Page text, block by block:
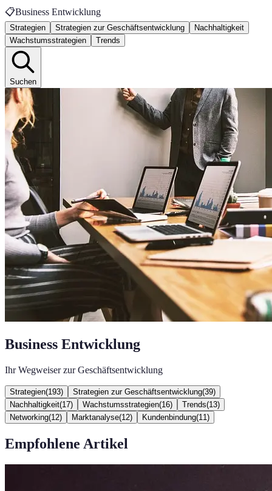
📋Business Entwicklung
Strategien Strategien zur Geschäftsentwicklung
Nachhaltigkeit
Wachstumsstrategien
Trends
Suchen
Business Entwicklung
Ihr Wegweiser zur Geschäftsentwicklung
Strategien(193) Strategien zur Geschäftsentwicklung(39)
Nachhaltigkeit(17) Wachstumsstrategien(16) Trends(13)
Networking(12) Marktanalyse(12) Kundenbindung(11 )
Empfohlene Artikel